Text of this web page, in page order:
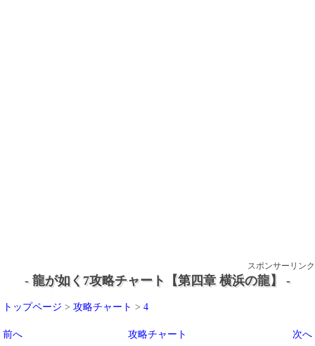
スポンサーリンク
- 龍が如く7攻略チャート【第四章 横浜の龍】 -
トップページ > 攻略チャート > 4
前へ 次へ
攻略チャート